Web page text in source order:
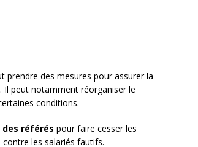
prendre des mesures pour assurer la
Il peut notamment réorganiser le
conditions.
des référés pour faire cesser les
les salariés fautifs.